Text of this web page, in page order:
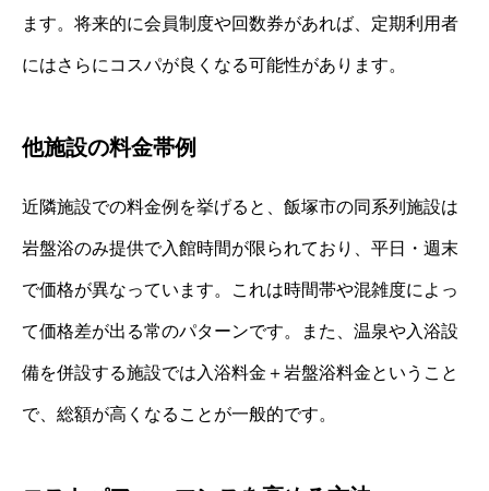
ます。将来的に会員制度や回数券があれば、定期利用者
にはさらにコスパが良くなる可能性があります。
他施設の料金帯例
近隣施設での料金例を挙げると、飯塚市の同系列施設は
岩盤浴のみ提供で入館時間が限られており、平日・週末
で価格が異なっています。これは時間帯や混雑度によっ
て価格差が出る常のパターンです。また、温泉や入浴設
備を併設する施設では入浴料金＋岩盤浴料金ということ
で、総額が高くなることが一般的です。